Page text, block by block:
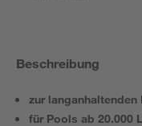
Beschreibung
zur
für Pools ab 20.000